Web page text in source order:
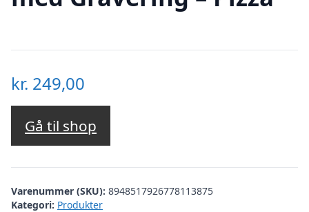
kr. 249,00
Gå til shop
Varenummer (SKU): 8948517926778113875
Kategori: Produkter